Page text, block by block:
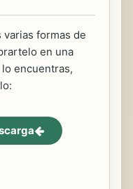
formas de
en una
encuentras,